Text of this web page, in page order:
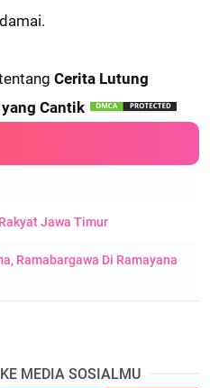
Cerita Lutung
Cantik
Jawa Timur
Ramabargawa Di Ramayana
MEDIA SOSIALMU